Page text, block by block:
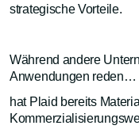
strategische Vorteile.
Während andere
Anwendungen reden…
hat Plaid bereits